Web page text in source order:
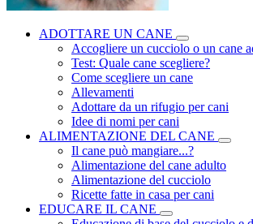
ADOTTARE UN CANE
Accogliere un cucciolo o un cane
Test: Quale cane scegliere?
Come scegliere un cane
Allevamenti
Adottare da un rifugio per cani
Idee di nomi per cani
ALIMENTAZIONE DEL CANE
Il cane può mangiare...?
Alimentazione del cane adulto
Alimentazione del cucciolo
Ricette fatte in casa per cani
EDUCARE IL CANE